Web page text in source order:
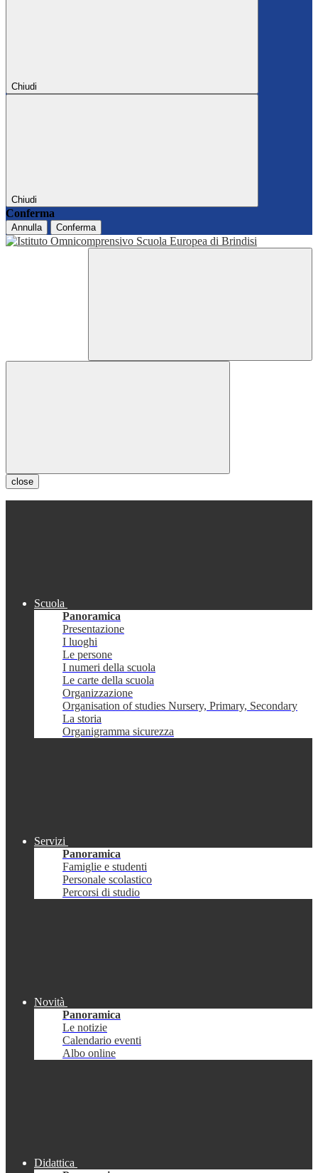
Chiudi
Chiudi
Conferma
Annulla Conferma
close
Scuola
Panoramica
Presentazione
I luoghi
Le persone
I numeri della scuola
Le carte della scuola
Organizzazione
Organisation of studies Nursery, Primary, Secondary
La storia
Organigramma sicurezza
Servizi
Panoramica
Famiglie e studenti
Personale scolastico
Percorsi di studio
Novità
Panoramica
Le notizie
Calendario eventi
Albo online
Didattica